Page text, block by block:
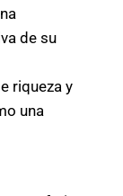
de su
riqueza y
una